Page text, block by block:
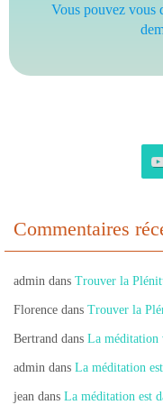
Vous pouvez vous
Commentaires
admin dans Trouver la
Florence dans Trouver la
Bertrand dans La méditation
admin dans La méditation
jean dans La méditation est